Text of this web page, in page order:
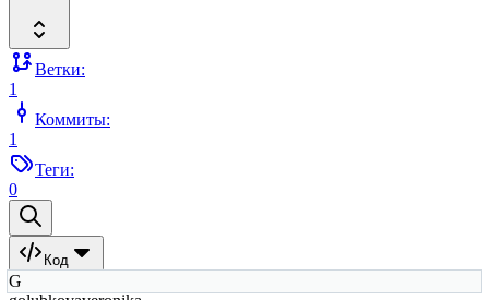
Ветки:
1
Коммиты:
1
Теги:
0
Код
G